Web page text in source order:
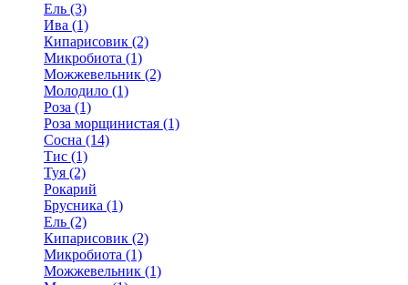
Ель (3)
Ива (1)
Кипарисовик (2)
Микробиота (1)
Можжевельник (2)
Молодило (1)
Роза (1)
Роза морщинистая (1)
Сосна (14)
Тис (1)
Туя (2)
Рокарий
Брусника (1)
Ель (2)
Кипарисовик (2)
Микробиота (1)
Можжевельник (1)